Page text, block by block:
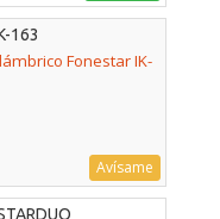
163
Fonestar IK-
Avísame